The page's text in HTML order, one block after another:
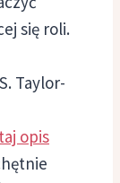
się roli.
Taylor-
opis